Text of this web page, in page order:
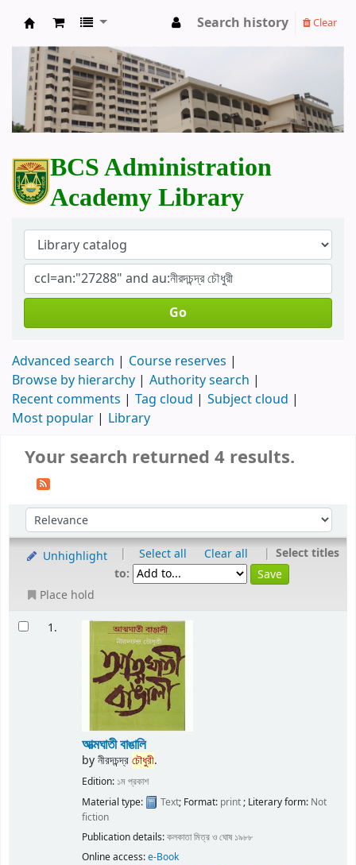
BCS Administration Academy Library
Search history Clear
BCS Administration
Academy Library
Go
Advanced search
Course reserves
Browse by hierarchy
Authority search
Recent comments
Tag cloud
Subject cloud
Most popular
Library
Your search returned 4 results.
Unhighlight | Select all Clear all | Select titles
to:
Place hold
1.
আত্মঘাতী বাঙালি
byনীরদচন্দ্রচৌধুরী.
Edition: ১ম প্রকাশ
Material type:
Text; Format: print ; Literary form: Not
fiction
Publication details:কলকাতামিত্র ও ঘোষ ১৯৮৮
Online access:e-Book